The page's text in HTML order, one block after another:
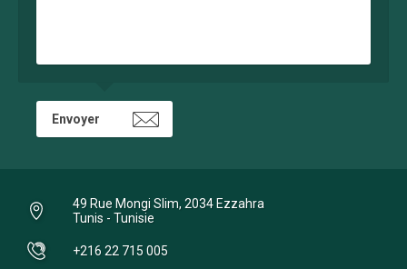
49 Rue Mongi Slim, 2034 Ezzahra
Tunis - Tunisie
+216 22 715 005